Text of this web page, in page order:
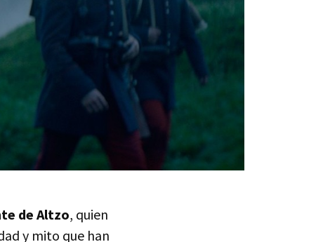
de Altzo, quien
y mito que han